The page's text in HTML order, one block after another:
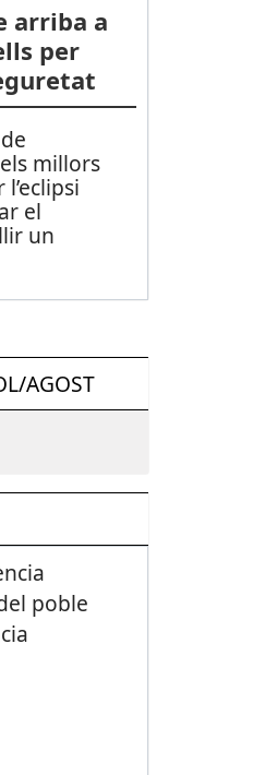
arriba a
per
millors
el
un
AGOST